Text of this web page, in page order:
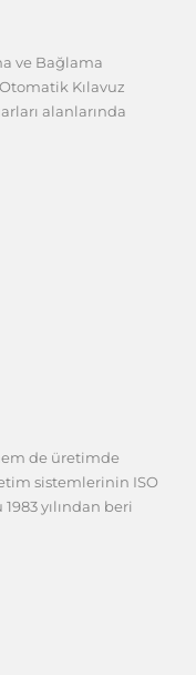
ve Bağlama
Kılavuz
alanlarında
de üretimde
sistemlerinin ISO
yılından beri